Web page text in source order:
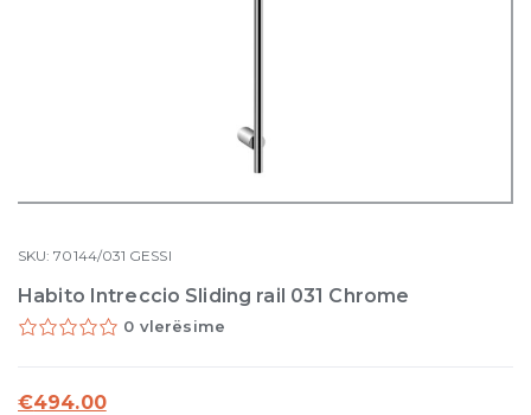
SKU:70144/031 GESSI
Habito Intreccio Sliding rail 031 Chrome
0 vlerësime
€494.00